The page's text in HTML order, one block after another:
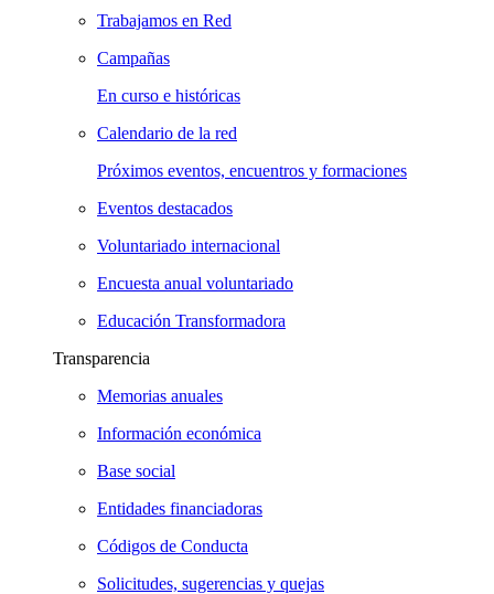
Trabajamos en Red
Campañas
En curso e históricas
Calendario de la red
Próximos eventos, encuentros y formaciones
Eventos destacados
Voluntariado internacional
Encuesta anual voluntariado
Educación Transformadora
Transparencia
Memorias anuales
Información económica
Base social
Entidades financiadoras
Códigos de Conducta
Solicitudes, sugerencias y quejas